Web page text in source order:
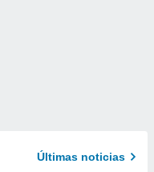
Últimas noticias